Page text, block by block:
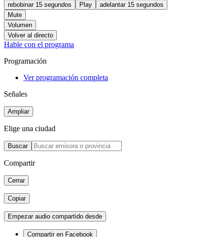
rebobinar 15 segundos Play
adelantar 15 segundos
Mute
Volumen
Volver al directo
Hable con el programa
Programación
Ver programación completa
Señales
Ampliar
Elige una ciudad
Buscar
Compartir
Cerrar
Copiar
Empezar audio compartido desde
Compartir en Facebook